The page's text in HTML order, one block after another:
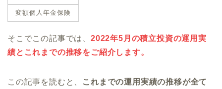
変額個人年金保険
そこでこの記事では、 2022年5月の積立投資の運用実
績とこれまでの推移をご紹介します。
この記事を読むと、
これまでの運用実績の推移が全て